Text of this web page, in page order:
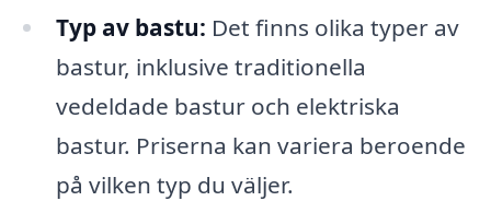
Typ av bastu: Det finns olika typer av
bastur, inklusive traditionella
vedeldade bastur och elektriska
bastur. Priserna kan variera beroende
på vilken typ du väljer.